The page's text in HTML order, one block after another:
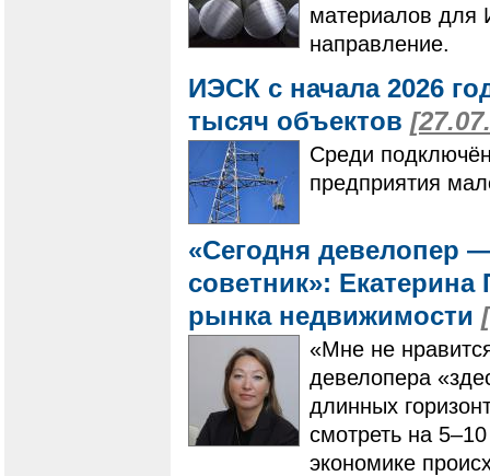
материалов для
направление.
ИЭСК с начала 2026
тысяч объектов
Среди
предприятия
«Сегодня девелопер
советник»:
рынка недвижимости
«Мне не
девелопера
длинных
смотреть на
экономике